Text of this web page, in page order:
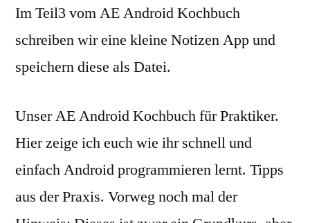
Kochbuch:
App.
Dateien
Im Teil3 vom AE Android Kochbuch
schreiben wir eine kleine Notizen App und
speichern diese als Datei.
Unser AE Android Kochbuch für Praktiker.
Hier zeige ich euch wie ihr schnell und
einfach Android programmieren lernt. Tipps
aus der Praxis. Vorweg noch mal der